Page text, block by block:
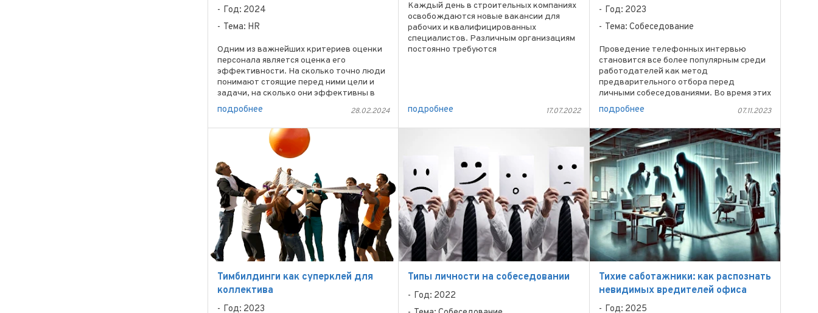
Год: 2024
Тема: HR
Одним из важнейших критериев оценки
персонала является оценка его
эффективности. На сколько точно люди
понимают стоящие перед ними цели и
задачи, на сколько они эффективны в
своей трудовой деятельности. Иногда
руководители компаний берут на себя ...
подробнее 28.02.2024
Каждый день в строительных компаниях
освобождаются новые вакансии для
рабочих и квалифицированных
специалистов. Различным организациям
постоянно требуются
подробнее 17.07.2022
Год: 2023
Тема: Собеседование
Проведение телефонных интервью
становится все более популярным среди
работодателей как метод
предварительного отбора перед
личными собеседованиями. Во время этих
интервью работодатели часто
предпочитают вопросы, основанные на
компетенциях. ...
подробнее 07.11.2023
Тимбилдинги как суперклей для
коллектива
Год: 2023
Типы личности на собеседовании
Год: 2022
Тихие саботажники: как распознать
невидимых вредителей офиса
Год: 2025